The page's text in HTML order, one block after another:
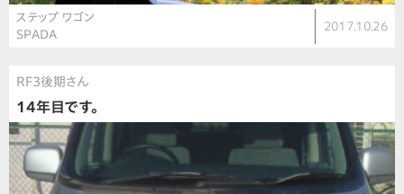
ステップ ワゴン
SPADA
2017.10.26
RF3後期さん
14年目です。